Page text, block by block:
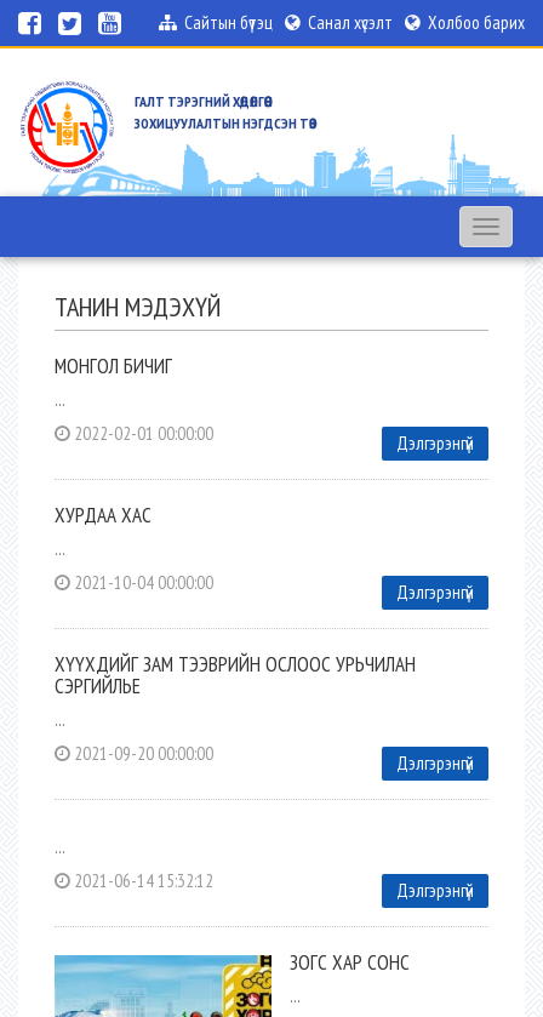
Сайтын бүтэц Санал хүсэлт Холбоо барих
ГАЛТ ТЭРЭГНИЙ ХӨДӨЛГӨӨН
ЗОХИЦУУЛАЛТЫН НЭГДСЭН ТӨВ
Toggle
navigation
ТАНИН МЭДЭХҮЙ
МОНГОЛ БИЧИГ
...
2022-02-01 00:00:00
Дэлгэрэнгүй
ХУРДАА ХАС
...
2021-10-04 00:00:00
Дэлгэрэнгүй
ХҮҮХДИЙГ ЗАМ ТЭЭВРИЙН ОСЛООС УРЬЧИЛАН
СЭРГИЙЛЬЕ
...
2021-09-20 00:00:00
Дэлгэрэнгүй
...
2021-06-14 15:32:12
Дэлгэрэнгүй
ЗОГС ХАР СОНС
...